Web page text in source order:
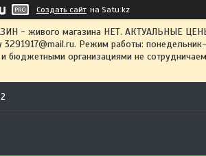
Создать сайт на Satu.kz
- живого магазина НЕТ. АКТУАЛЬНЫЕ
3291917@mail.ru. Режим работы:
бюджетными организациями не